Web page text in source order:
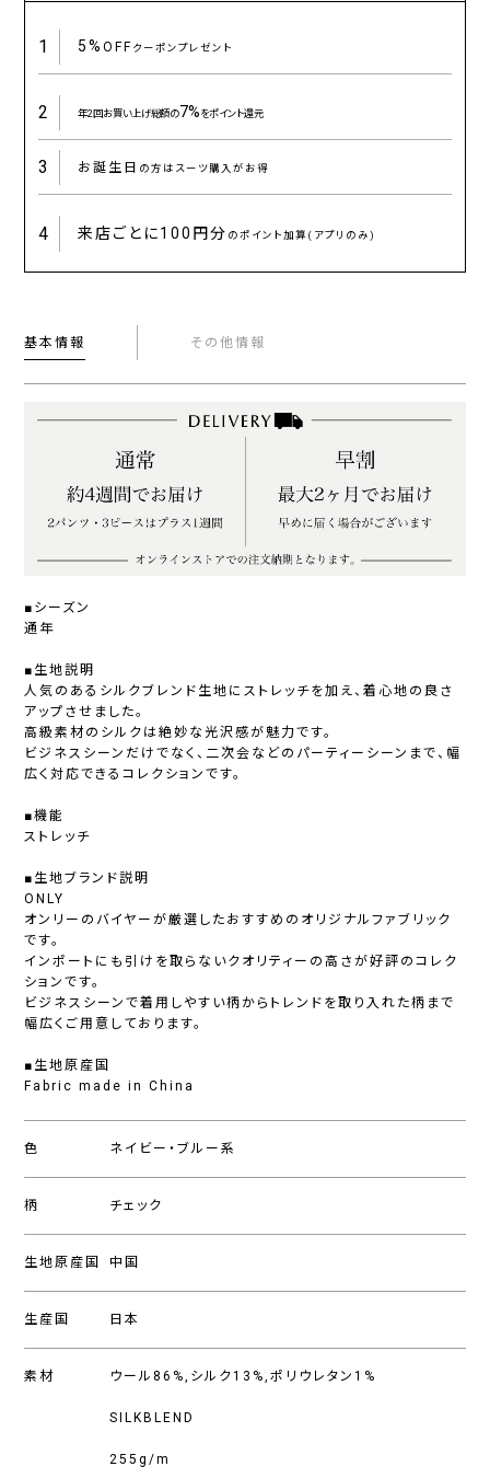
1 5%OFFクーポンプレゼント
2 年2回お買い上げ総額の7%をポイント還元
3 お誕生日 の方はスーツ購入がお得
4 来店ごとに100円分 のポイント加算(アプリのみ)
基本情報 その他情報
■シーズン
通年
■生地説明
人気のあるシルクブレンド生地にストレッチを加え、着心地の良さ
アップさせました。
高級素材のシルクは絶妙な光沢感が魅力です。
ビジネスシーンだけでなく、二次会などのパーティーシーンまで、幅
広く対応できるコレクションです。
■機能
ストレッチ
■生地ブランド説明
ONLY
オンリーのバイヤーが厳選したおすすめのオリジナルファブリック
です。
インポートにも引けを取らないクオリティーの高さが好評のコレク
ションです。
ビジネスシーンで着用しやすい柄からトレンドを取り入れた柄まで
幅広くご用意しております。
■生地原産国
Fabric made in China
色 ネイビー・ブルー系
柄 チェック
生地原産国 中国
生産国 日本
素材 ウール86%,シルク13%,ポリウレタン1%
SILKBLEND
255g/m